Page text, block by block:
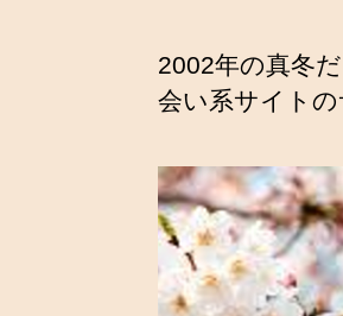
2002年の真冬
会い系サイト